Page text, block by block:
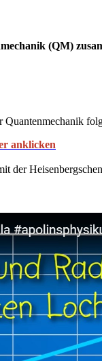
(QM)
anklicken
der